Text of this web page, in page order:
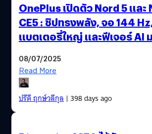
OnePlus เปิดตัว Nord 5 และ
CE5 : ชิปทรงพลัง, จอ 144
แบตเตอรี่ใหญ่ และฟีเจอร์ AI
08/07/2025
Read More
ปรีดี ฤกษ์วลีกุล| 398 days ago